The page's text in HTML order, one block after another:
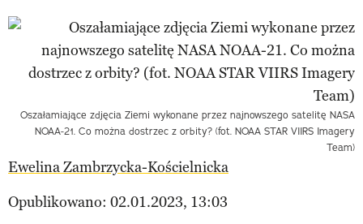
Oszałamiające zdjęcia Ziemi wykonane przez najnowszego satelitę NASA
NOAA-21. Co można dostrzec z orbity? (fot. NOAA STAR VIIRS Imagery
Team)
Ewelina Zambrzycka-Kościelnicka
Opublikowano: 02.01.2023, 13:03